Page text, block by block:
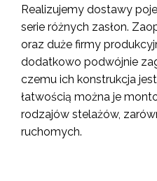
Realizujemy dostawy
serie różnych zasłon.
oraz duże firmy
dodatkowo podwójnie
czemu ich konstrukcja
łatwością można je
rodzajów stelażów,
ruchomych.